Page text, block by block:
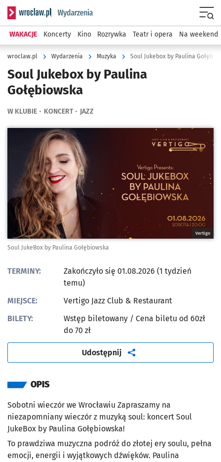
Serwis informacyjny wroclaw.pl podserwis: Wydarzenia
WAKACJE Koncerty Kino Rozrywka Teatr i opera Na weekend
wroclaw.pl Wydarzenia Muzyka Soul Jukebox by Paulina
Soul Jukebox by Paulina
Gołębiowska
W KLUBIE KONCERT JAZZ
Kliknij, aby powiększyć
Vertigo
Soul JukeBox by Paulina Gołębiowska
TERMINY:
Zakończyło się 01.08.2026 (1 tydzień
temu)
MIEJSCE:
Vertigo Jazz Club & Restaurant
BILETY:
Wstęp biletowany / Cena biletu od 60zł
do 70 zł
Udostępnij artykuł
OPIS
Sobotni wieczór we Wrocławiu Zapraszamy na
niezapomniany wieczór z muzyką soul: koncert Soul
JukeBox by Paulina Gołębiowska!
To prawdziwa muzyczna podróż do złotej ery soulu, pełna
emocji, energii i wyjątkowych dźwięków. Paulina